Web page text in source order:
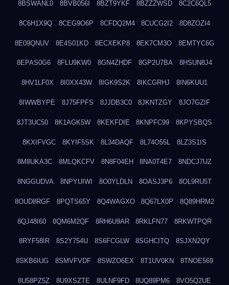
8BSWANL0 8BVB056I 8BZT9YKF 8BZZZWSD 8C2C6QL5
8C6H1X9Q 8CEG9O6P 8CFDQ2M4 8CUCG2I2 8D8ZOZI4
8E09QNUV 8E4S01KD 8ECXEKP8 8EK7CM3O 8EMTYC6G
8EPAS0G6 8FLU9KW0 8GN4ZHDF 8GP2U7BA 8HSUN8J4
8HV1LF0X 8I0XX43W 8IGK9S2K 8IKCGRHJ 8IN6KUU1
8IWWBYPE 8J75FPFS 8JJDB3C0 8JKNTZGY 8JO7GZIF
8JT3UC50 8K1AGK5W 8KEKFDIE 8KNPFC99 8KPYSBQS
8KXIFVGC 8KYIF5SK 8L34DAQF 8L74O55L 8LZ3S1IS
8M8UKA3C 8MLQKCFV 8N8F04EH 8NA0T4E7 8NDCJ7UZ
8NGGUDVA 8NPYUIWI 8O0YLDLN 8OASJ3P6 8OL9RU5T
8OUD8RGF 8PQTS65Y 8Q4WAGXO 8Q67LX0P 8Q89HRM2
8QJ48I60 8QM6M2QF 8RH6U9AR 8RKLFN77 8RKWTPQR
8RYF58IR 8S2Y754U 8S6FCGLW 8SGHCITQ 8SJXN2QY
8SKB6IUG 8SMVFVDF 8SWZO6EX 8T1UV0KN 8TNOE569
8U58PZ5Z 8U9XSZTE 8ULNF9FD 8UQ89PM6 8VO5Q2UE